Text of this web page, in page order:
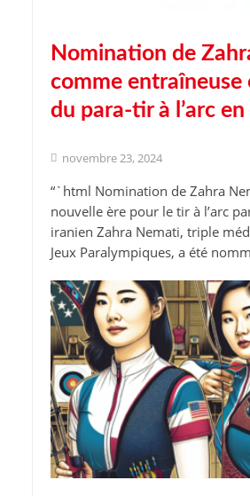
Nomination de
comme entraîneuse
du para-tir à l’arc en
novembre 23, 2024
“`html Nomination de Zahra
nouvelle ère pour le tir à l’arc
iranien Zahra Nemati, triple
Jeux Paralympiques, a été